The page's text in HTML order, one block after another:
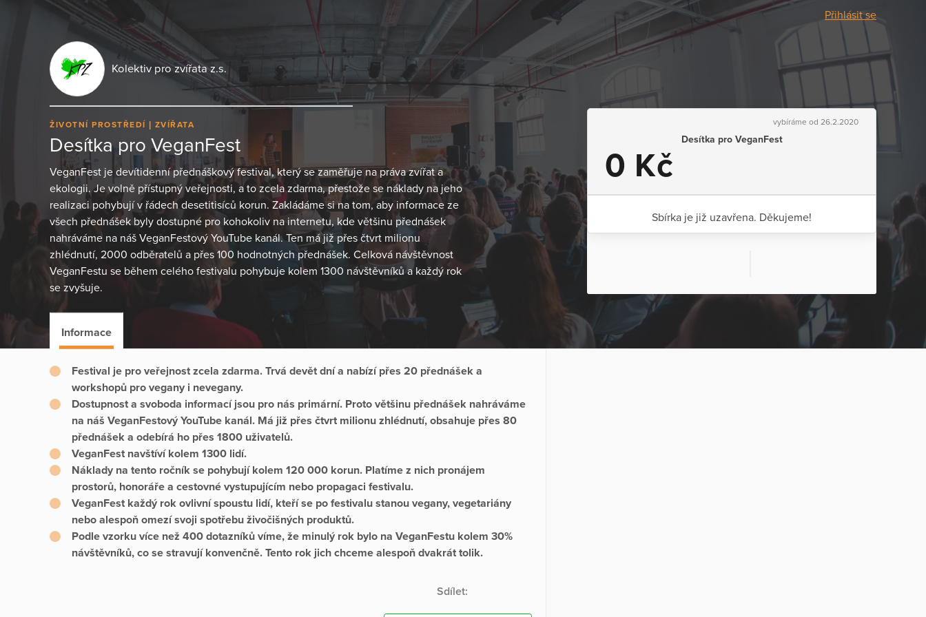
Přihlásit se
Kolektiv pro zvířata z.s.
ŽIVOTNÍ PROSTŘEDÍ ZVÍŘATA
Desítka pro VeganFest
VeganFest je devítidenní přednáškový festival, který se zaměřuje na práva zvířat a
ekologii. Je volně přístupný veřejnosti, a to zcela zdarma, přestože se náklady na jeho
realizaci pohybují v řádech desetitisíců korun. Zakládáme si na tom, aby informace ze
všech přednášek byly dostupné pro kohokoliv na internetu, kde většinu přednášek
nahráváme na náš VeganFestový YouTube kanál. Ten má již přes čtvrt milionu
zhlédnutí, 2000 odběratelů a přes 100 hodnotných přednášek. Celková návštěvnost
VeganFestu se během celého festivalu pohybuje kolem 1300 návštěvníků a každý rok
se zvyšuje.
vybíráme od 26.2.2020
Desítka pro VeganFest
0 Kč
Sbírka je již uzavřena. Děkujeme!
Informace
Festival je pro veřejnost zcela zdarma. Trvá devět dní a nabízí přes 20 přednášek a
workshopů pro vegany i nevegany.
Dostupnost a svoboda informací jsou pro nás primární. Proto většinu přednášek nahráváme
na náš VeganFestový YouTube kanál. Má již přes čtvrt milionu zhlédnutí, obsahuje přes 80
přednášek a odebírá ho přes 1800 uživatelů.
VeganFest navštíví kolem 1300 lidí.
Náklady na tento ročník se pohybují kolem 120 000 korun. Platíme z nich pronájem
prostorů, honoráře a cestovné vystupujícím nebo propagaci festivalu.
VeganFest každý rok ovlivní spoustu lidí, kteří se po festivalu stanou vegany, vegetariány
nebo alespoň omezí svoji spotřebu živočišných produktů.
Podle vzorku více než 400 dotazníků víme, že minulý rok bylo na VeganFestu kolem 30%
návštěvníků, co se stravují konvenčně. Tento rok jich chceme alespoň dvakrát tolik.
Sdílet: